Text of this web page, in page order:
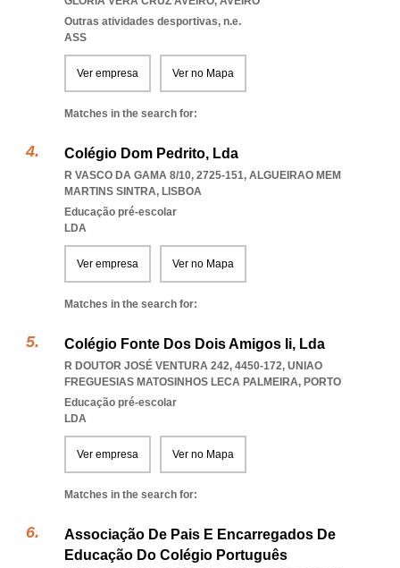
Outras atividades desportivas, n.e.
ASS
Ver empresa Ver no Mapa
Matches in the search for:
Colégio Dom Pedrito, Lda
R VASCO DA GAMA 8/10, 2725-151, ALGUEIRAO MEM
MARTINS SINTRA, LISBOA
Educação pré-escolar
LDA
Ver empresa Ver no Mapa
Matches in the search for:
Colégio Fonte Dos Dois Amigos Ii, Lda
R DOUTOR JOSÉ VENTURA 242, 4450-172, UNIAO
FREGUESIAS MATOSINHOS LECA PALMEIRA, PORTO
Educação pré-escolar
LDA
Ver empresa Ver no Mapa
Matches in the search for:
Associação De Pais E Encarregados De
Educação Do Colégio Português